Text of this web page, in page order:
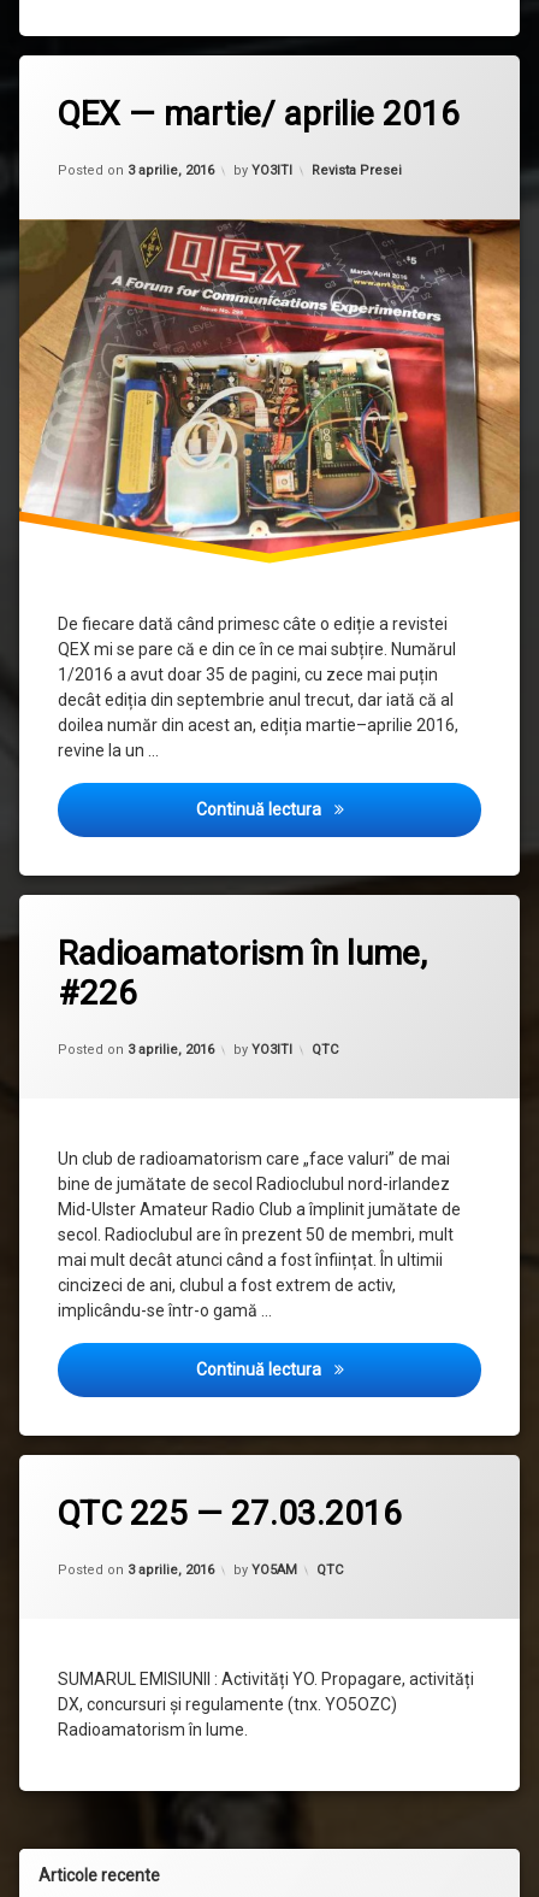
QEX — martie/ aprilie 2016
Posted on 3 aprilie, 2016
Updated on 10 mai, 2021
by YO3ITI Categorii:
Revista Presei
De fiecare dată când primesc câte o ediție a revistei
QEX mi se pare că e din ce în ce mai subțire. Numărul
1/2016 a avut doar 35 de pagini, cu zece mai puțin
decât ediția din septembrie anul trecut, dar iată că al
doilea număr din acest an, ediția martie–aprilie 2016,
revine la un …
Continuă lectura QEX — martie/ aprilie 2016
Radioamatorism în lume,
#226
Posted on 3 aprilie, 2016
Updated on 3 aprilie, 2016
by YO3ITI Categorii:
QTC
Un club de radioamatorism care „face valuri” de mai
bine de jumătate de secol Radioclubul nord-irlandez
Mid-Ulster Amateur Radio Club a împlinit jumătate de
secol. Radioclubul are în prezent 50 de membri, mult
mai mult decât atunci când a fost înființat. În ultimii
cincizeci de ani, clubul a fost extrem de activ,
implicându-se într-o gamă …
Continuă lectura Radioamatorism în lume,
QTC 225 — 27.03.2016
Posted on 3 aprilie, 2016
Updated on 17 aprilie, 2016
by YO5AM Categorii:
QTC
SUMARUL EMISIUNII : Activități YO. Propagare, activități
DX, concursuri și regulamente (tnx. YO5OZC)
Radioamatorism în lume.
Articole recente